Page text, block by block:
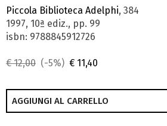
Piccola Biblioteca Adelphi, 384
1997, 10ª ediz., pp. 99
isbn: 9788845912726
€ 12,00 (-5%) € 11,40
AGGIUNGI AL CARRELLO